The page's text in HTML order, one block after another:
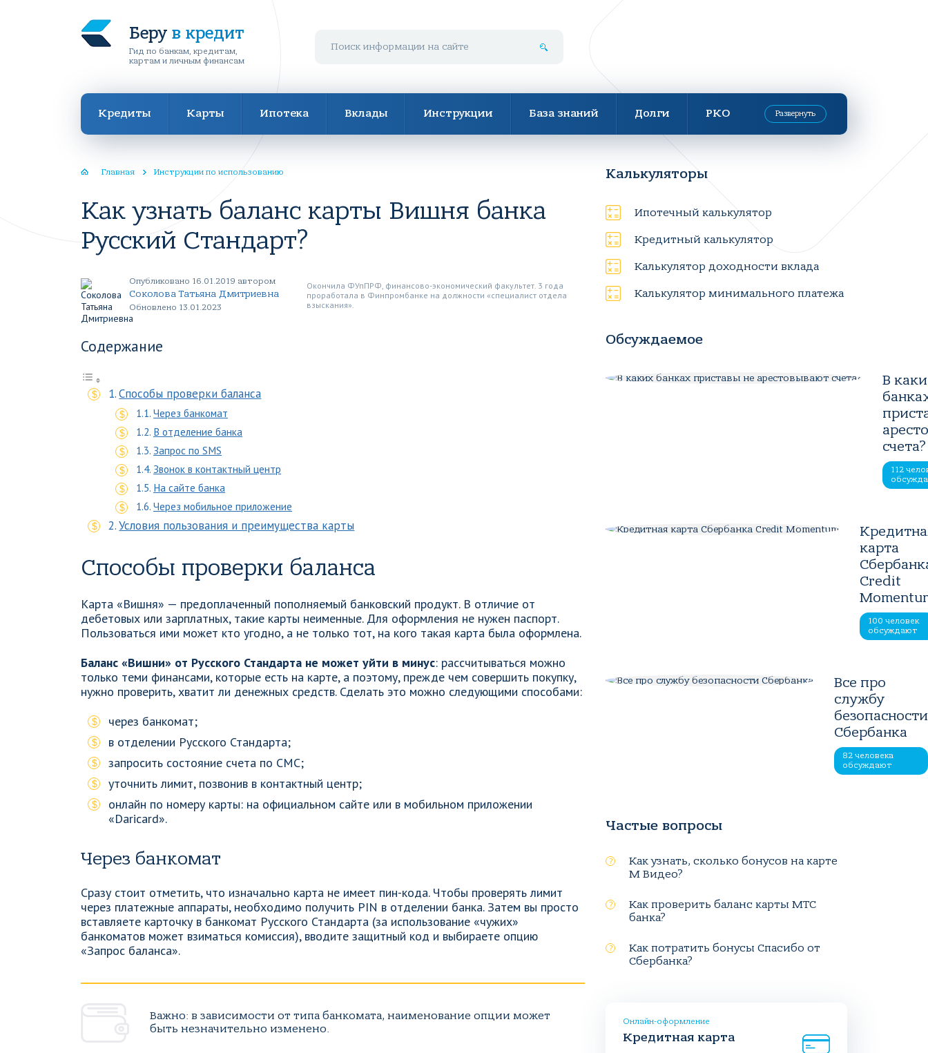
Беру в кредит
Гид по банкам, кредитам,
картам и личным финансам
Кредиты Карты Ипотека Вклады Инструкции База знаний Долги РКО Развернуть
Главная Инструкции по использованию
Как узнать баланс карты Вишня банка
Русский Стандарт?
Опубликовано 16.01.2019 автором
Соколова Татьяна Дмитриевна
Обновлено 13.01.2023
Окончила ФУпПРФ, финансово-экономический факультет. 3 года
проработала в Финпромбанке на должности «специалист отдела
взыскания».
Содержание
Способы проверки баланса
Через банкомат
В отделение банка
Запрос по SMS
Звонок в контактный центр
На сайте банка
Через мобильное приложение
Условия пользования и преимущества карты
Способы проверки баланса
Карта «Вишня» — предоплаченный пополняемый банковский продукт. В отличие от
дебетовых или зарплатных, такие карты неименные. Для оформления не нужен паспорт.
Пользоваться ими может кто угодно, а не только тот, на кого такая карта была оформлена.
Баланс «Вишни» от Русского Стандарта не может уйти в минус: рассчитываться можно
только теми финансами, которые есть на карте, а поэтому, прежде чем совершить покупку,
нужно проверить, хватит ли денежных средств. Сделать это можно следующими способами:
через банкомат;
в отделении Русского Стандарта;
запросить состояние счета по СМС;
уточнить лимит, позвонив в контактный центр;
онлайн по номеру карты: на официальном сайте или в мобильном приложении
«Daricard».
Через банкомат
Сразу стоит отметить, что изначально карта не имеет пин-кода. Чтобы проверять лимит
через платежные аппараты, необходимо получить PIN в отделении банка. Затем вы просто
вставляете карточку в банкомат Русского Стандарта (за использование «чужих»
банкоматов может взиматься комиссия), вводите защитный код и выбираете опцию
«Запрос баланса».
Важно: в зависимости от типа банкомата, наименование опции может
быть незначительно изменено.
Калькуляторы
Ипотечный калькулятор
Кредитный калькулятор
Калькулятор доходности вклада
Калькулятор минимального платежа
Обсуждаемое
В
счета?
112
карта
Credit
100 человек
обсуждают
Все про
службу
безопасности
Сбербанка
82 человека
обсуждают
Частые вопросы
Как узнать, сколько бонусов на карте
М Видео?
Как проверить баланс карты МТС
банка?
Как потратить бонусы Спасибо от
Сбербанка?
Онлайн-оформление
Кредитная карта